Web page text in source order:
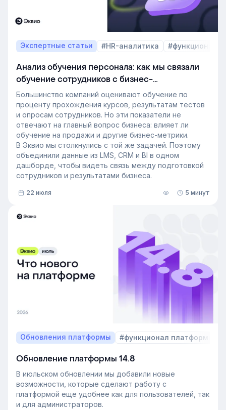
Эквио Леонида Бутакова для подкаста HR4People.
Экспертные статьи #HR-аналитика #функционал
Анализ обучения персонала: как мы связали
обучение сотрудников с бизнес-
показателями
Большинство компаний оценивают обучение по
проценту прохождения курсов, результатам тестов
и опросам сотрудников. Но эти показатели не
отвечают на главный вопрос бизнеса: влияет ли
обучение на продажи и другие бизнес-метрики.
В Эквио мы столкнулись с той же задачей. Поэтому
объединили данные из LMS, CRM и BI в одном
дашборде, чтобы видеть связь между подготовкой
сотрудников и результатами бизнеса.
22 июля 5 минут
Обновления платформы #функционал платформы
Обновление платформы 14.8
В июльском обновлении мы добавили новые
возможности, которые сделают работу с
платформой еще удобнее как для пользователей, так
и для администраторов.